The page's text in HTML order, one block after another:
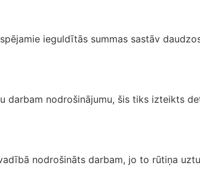
ieguldītās summas sastāv
nodrošinājumu, šis tiks izteikts
nodrošināts darbam, jo to rūtiņa